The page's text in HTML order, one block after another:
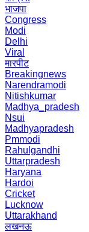
भाजपा
Congress
Modi
Delhi
Viral
मारपीट
Breakingnews
Narendramodi
Nitishkumar
Madhya_pradesh
Nsui
Madhyapradesh
Pmmodi
Rahulgandhi
Uttarpradesh
Haryana
Hardoi
Cricket
Lucknow
Uttarakhand
लखनऊ